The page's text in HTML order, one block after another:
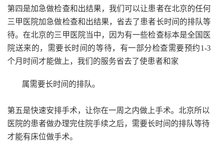
第四是加急做检查和出结果，我们可以让患者在北京的任何
三甲医院加急做检查和出结果，省去了患者长时间的排队等
待。在北京的三甲医院当中，因为有一些检查标本是全国医
院送来的，需要长时间的等待，有一部分检查需要预约1-3
个月时间才能做上，我们的服务省去了使患者和家
属需要长时间的排队。
第五是快速安排手术，让你在一周之内做上手术。北京所以
医院的患者做办理完住院手续之后，需要长时间的排队等待
才能有床位做手术。